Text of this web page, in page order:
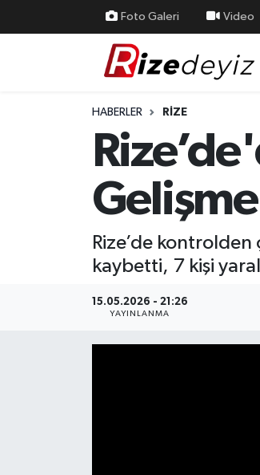
Foto Galeri Video
HABERLER RIZE
Gelişme
Rize’de kontrolden
kaybetti, 7 kişi
15.05.2026 - 21:26
YAYINLANMA
Yurttan Haberler
Ekonomi
Rize Nöbetçi Eczaneler
Rize Trafik Yoğunluk Haritası
Süper Lig Puan Durumu ve Fikstür
Son Dakika Haberleri
Haber Arşivi